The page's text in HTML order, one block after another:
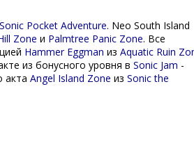
Sonic Pocket Adventure. Neo South Island
Zone и Palmtree Panic Zone. Все
Hammer Eggman из Aquatic Ruin
из бонусного уровня в Sonic Jam -
акта Angel Island Zone из Sonic the